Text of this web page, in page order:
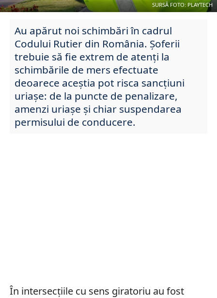
SURSĂ FOTO: PLAYTECH
Au apărut noi schimbări în cadrul
Codului Rutier din România. Șoferii
trebuie să fie extrem de atenți la
schimbările de mers efectuate
deoarece aceștia pot risca sancțiuni
uriașe: de la puncte de penalizare,
amenzi uriașe și chiar suspendarea
permisului de conducere.
În intersecțiile cu sens giratoriu au fost